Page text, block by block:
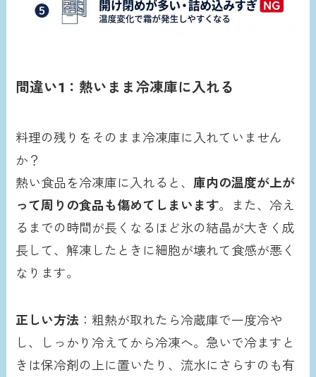
間違い1：熱いまま冷凍庫に入れる
料理の残りをそのまま冷凍庫に入れていません
か？
熱い食品を冷凍庫に入れると、 庫内の温度が上が
って周りの食品も傷めてしまいます。また、冷え
るまでの時間が長くなるほど氷の結晶が大きく成
長して、解凍したときに細胞が壊れて食感が悪く
なります。
正しい方法 ：粗熱が取れたら冷蔵庫で一度冷や
し、しっかり冷えてから冷凍へ。急いで冷ますと
きは保冷剤の上に置いたり、流水にさらすのも有